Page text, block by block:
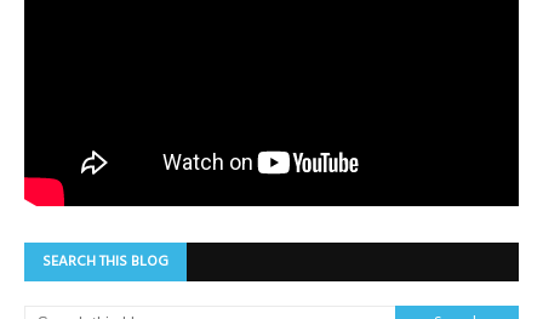
SEARCH THIS BLOG